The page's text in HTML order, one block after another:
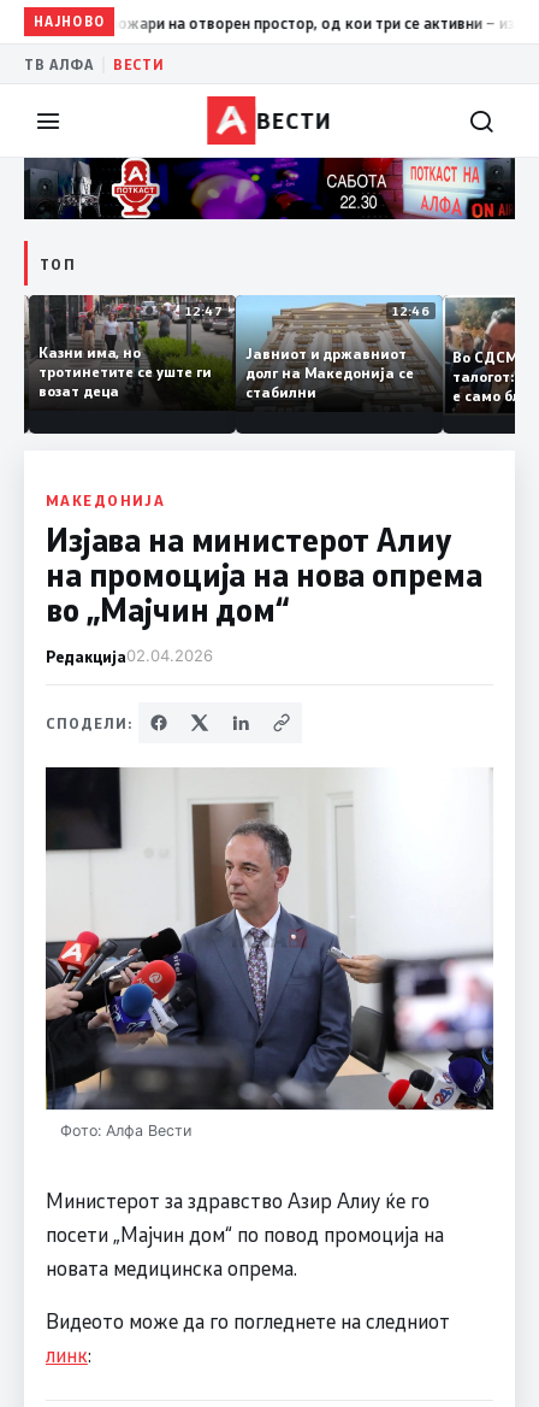
НАЈНОВО17:42ЦУК: До 18 часот 11 пожари на отворен простор, од
ТВ АЛФА ВЕСТИ
ВЕСТИ
ТОП
12:50 12:47
Казни има, но
тротинетите се уште ги
возат деца
12:46
Јавниот и државниот
долг на Македонија се
стабилни
Во СДСМ
е само
копија
Заев
МАКЕДОНИЈА
Изјава на министерот Алиу
на промоција на нова опрема
во „Мајчин дом“
Редакција02.04.2026
СПОДЕЛИ:
Фото: Алфа Вести
Министерот за здравство Азир Алиу ќе го
посети „Мајчин дом“ по повод промоција на
новата медицинска опрема.
Видеото може да го погледнете на следниот
линк: